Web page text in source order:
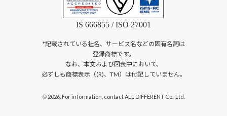
IS 666855 / ISO 27001
*記載されている社名、サービス名などの固有名詞は
登録商標です。
なお、本文および図表中において、
必ずしも商標表示（(R)、TM）は付記していません。
©2026. For information, contact ALL DIFFERENT Co., Ltd.